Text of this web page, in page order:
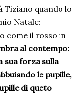
Tiziano quando lo
Natale:
come il rosso in
al contempo:
sua forza sulla
le pupille,
di queto